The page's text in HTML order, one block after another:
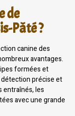
de
Pâté ?
canine des
avantages.
formées et
détection précise et
entraînés, les
avec une grande